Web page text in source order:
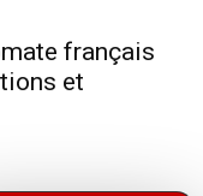
français
et